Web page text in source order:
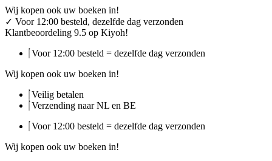
Ga
naar
de
Wij kopen ook uw boeken in!
✓ Voor 12:00 besteld, dezelfde dag verzonden
Klantbeoordeling 9.5 op Kiyoh!
Voor 12:00 besteld = dezelfde dag verzonden
Wij kopen ook uw boeken in!
Veilig betalen
Verzending naar NL en BE
Voor 12:00 besteld = dezelfde dag verzonden
Wij kopen ook uw boeken in!